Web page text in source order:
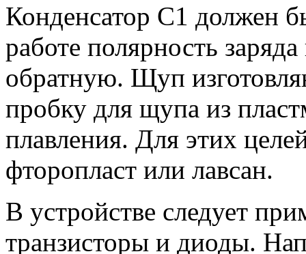
Конденсатор С1 должен
работе полярность
обратную. Щуп
пробку для щупа из
плавления. Для этих
фторопласт или лавсан.
В устройстве следует
транзисторы и диоды.